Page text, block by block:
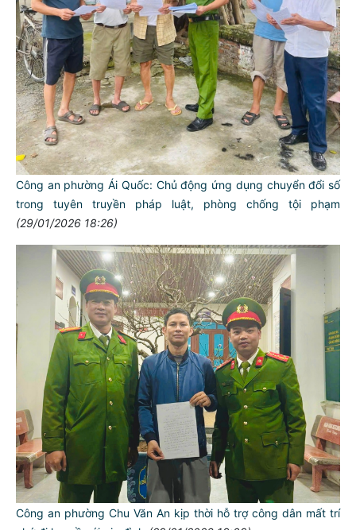
Công an phường Ái Quốc: Chủ động ứng dụng chuyển đổi số
trong tuyên truyền pháp luật, phòng chống tội phạm
(29/01/2026 18:26)
Công an phường Chu Văn An kịp thời hỗ trợ công dân mất trí
TƯ CÁCH
NGƯỜI CÔNG AN CÁCH MỆNH LÀ:
Đối với tự mình, phải
CẦN, KIỆM, LIÊM, CHÍNH
Đối với đồng sự, phải
THÂN ÁI GIÚP ĐỠ
Đối với chính phủ, phải
TUYỆT ĐỐI TRUNG THÀNH
Đối với nhân dân, phải
KÍNH TRỌNG LỄ PHÉP
Đối với công việc, phải
TẬN TỤY